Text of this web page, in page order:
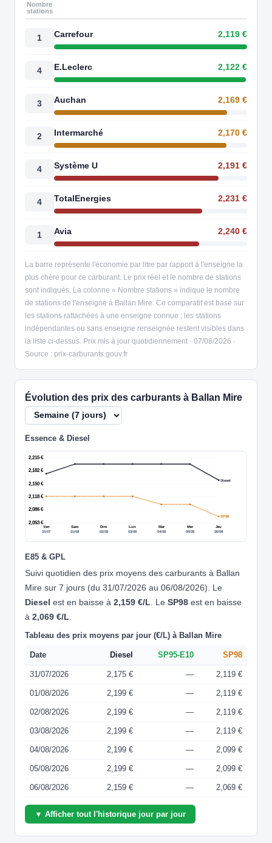
Nombre
stations
1 Carrefour 2,119 €
4 E.Leclerc 2,122 €
3 Auchan 2,169 €
2 Intermarché 2,170 €
4 Système U 2,191 €
4 TotalEnergies 2,231 €
1 Avia 2,240 €
La barre représente l'économie par litre par rapport à l'enseigne la
plus chère pour ce carburant. Le prix réel et le nombre de stations
sont indiqués. La colonne « Nombre stations » indique le nombre
de stations de l'enseigne à Ballan Mire. Ce comparatif est basé sur
les stations rattachées à une enseigne connue ; les stations
indépendantes ou sans enseigne renseignée restent visibles dans
la liste ci-dessus. Prix mis à jour quotidiennement · 07/08/2026 ·
Source : prix-carburants.gouv.fr
Évolution des prix des carburants à Ballan Mire
Essence & Diesel
2,053 €
2,086 €
2,118 €
2,150 €
2,182 €
2,215 €
Ven
31/07
Sam
01/08
Dim
02/08
Lun
03/08
Mar
04/08
Mer
05/08
Jeu
06/08
Diesel
SP98
E85 & GPL
Suivi quotidien des prix moyens des carburants à Ballan
Mire sur 7 jours (du 31/07/2026 au 06/08/2026). Le
Diesel est en baisse à 2,159 €/L . Le SP98 est en baisse
à 2,069 €/L
Tableau des prix moyens par jour (€/L) à Ballan Mire
Date Diesel SP95-E10 SP98
31/07/2026 2,175 € — 2,119 €
01/08/2026 2,199 € — 2,119 €
02/08/2026 2,199 € — 2,119 €
03/08/2026 2,199 € — 2,119 €
04/08/2026 2,199 € — 2,099 €
05/08/2026 2,199 € — 2,099 €
06/08/2026 2,159 € — 2,069 €
▼ Afficher tout l'historique jour par jour